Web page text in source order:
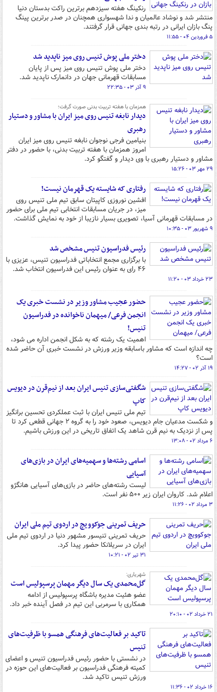
رنکینگ هفته سیزدهم برترین راکت بدستان دنیا
منتشر شد و نوشاد عالمیان و ندا شهسواری همچنان در صدر برترین پینگ
پنگ بازان ایرانی در رتبه بندی جهانی قرار گرفتند.
۵ فروردین ۰۴ - ۱۱:۵۵
دختر ملی پوش تنیس روی میز ناپدید شد
دختر ملی پوش تنیس روی میز پس از پایان
مسابقات قهرمانی جهان در دانمارک ناپدید شد.
۹ آذر ۰۳ - ۲۲:۳۵
همزمان با هفته تربیت بدنی صورت گرفت؛
دیدار نابغه تنیس روی میز ایران با مشاور و دستیار
رهبری
بنیامین فرجی نوجوان نابغه تنیس روی میز ایران
امروز همزمان با هفته تربیت بدنی، با حضور در دفتر
مشاور و دستیار رهبری با وی دیدار و گفتگو کرد.
۲۹ مهر ۰۳ - ۱۵:۲۶
رفتاری که شایسته یک قهرمان نیست!
افشین نوروزی کاپیتان سابق تیم ملی تنیس روی
میز، در جریان مسابقات انتخابی تیم ملی برای حضور
در مسابقات قهرمانی آسیا، تصویری بسیار نازیبا از خود به نمایش گذاشت.
۹ شهریور ۰۳ - ۱۰:۳۵
رئیس فدراسیون تنیس مشخص شد
با برگزاری مجمع انتخاباتی فدراسیون تنیس، عزیزی با
۴۶ رای به عنوان رئیس این فدراسیون انتخاب شد.
۲۳ خرداد ۰۳ - ۱۱:۲۰
حضور عجیب مشاور وزیر در نشست خبری یک
انجمن فرعی/ میهمان ناخوانده در فدراسیون
تنیس!
اهمیت یک رشته که به شکل انجمن اداره می شود،
چه اندازه است که مشاور باسابقه وزیر ورزش در نشست خبری آن حاضر شده
است؟
۱۹ آذر ۰۲ - ۱۴:۲۷
شگفتی‌سازی تنیس ایران بعد از نیم‌قرن در دیویس
کاپ
تیم ملی تنیس ایران با ثبت عملکردی تحسین برانگیز
و شکست مدعیان جام دیویس، صعود خود را به گروه ۲ جهانی قطعی کرد تا
پس از نزدیک به نیم قرن شاهد یک اتفاق تاریخی در این ورزش باشیم.
۶ مرداد ۰۲ - ۱۳:۰۸
اسامی رشته‌ها و سهمیه‌های ایران در بازی‌های
آسیایی
لیست رشته‌های حاضر در بازی‌های آسیایی هانگژو
اعلام شد. کاروان ایران زیر ۵۰۰ نفر است.
۳ مرداد ۰۲ - ۱۱:۲۶
حریف تمرینی جوکوویچ در اردوی تیم ملی ایران
حریف تمرینی تنیسور مشهور دنیا در اردوی تیم ملی
ایران در سریلانکا حضور پیدا کرد.
۳۱ تیر ۰۲ - ۱۰:۲۱
شهریاری:
گل‌محمدی یک سال دیگر مهمان پرسپولیس است
عضو هئیت مدیره باشگاه پرسپولیس از ادامه
همکاری با سرمربی این تیم در فصل آینده خبر داد.
۲۱ خرداد ۰۲ - ۲۰:۱۰
تاکید بر فعالیت‌های فرهنگی همسو با ظرفیت‌های
تنیس
در نشستی با حضور رئیس فدراسیون تنیس و اعضای
کمیته فرهنگی فدراسیون بر فعالیت‌های این حوزه در
ورزش تنیس تاکید شد.
۱۶ خرداد ۰۲ - ۱۱:۳۶